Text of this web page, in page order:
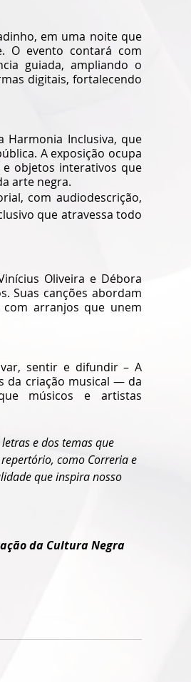
em uma noite que
O evento contará com
guiada, ampliando o
digitais, fortalecendo
Harmonia Inclusiva, que
A exposição ocupa
objetos interativos que
arte negra.
com audiodescrição,
que atravessa todo
Oliveira e Débora
Suas canções abordam
arranjos que unem
sentir e difundir – A
da criação musical — da
músicos e artistas
e dos temas que
como Correria e
que inspira nosso
da Cultura Negra